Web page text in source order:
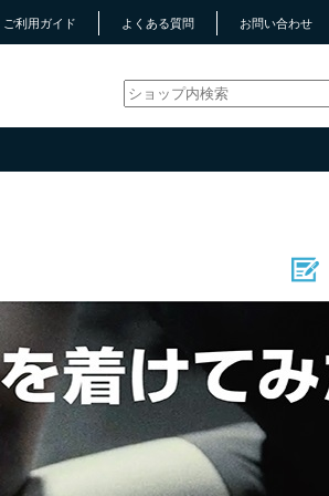
ご利用ガイド よくある質問 お問い合わせ